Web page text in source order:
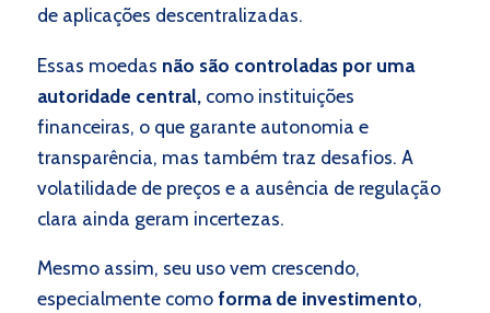
de aplicações descentralizadas.
Essas moedas não são controladas por uma
autoridade central, como instituições
financeiras, o que garante autonomia e
transparência, mas também traz desafios. A
volatilidade de preços e a ausência de regulação
clara ainda geram incertezas.
Mesmo assim, seu uso vem crescendo,
especialmente comoforma de investimento,